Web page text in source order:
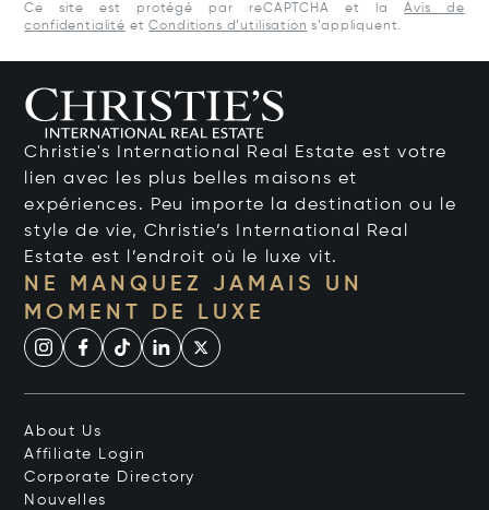
Ce site est protégé par reCAPTCHA et la
Avis de
confidentialité etConditions d’utilisation s’appliquent.
Christie's International Real Estate est votre
lien avec les plus belles maisons et
expériences. Peu importe la destination ou le
style de vie, Christie’s International Real
Estate est l’endroit où le luxe vit.
NE MANQUEZ JAMAIS UN
MOMENT DE LUXE
About Us
Affiliate Login
Corporate Directory
Nouvelles